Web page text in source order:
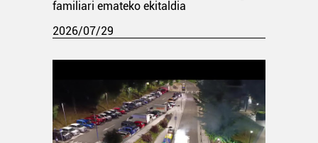
familiari emateko ekitaldia
2026/07/29